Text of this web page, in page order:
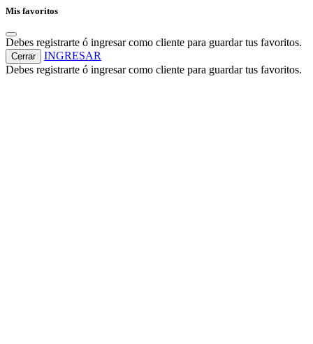
Mis favoritos
Debes registrarte ó ingresar como cliente para guardar tus favoritos.
Cerrar
INGRESAR
Debes registrarte ó ingresar como cliente para guardar tus favoritos.